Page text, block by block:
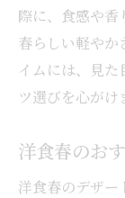
際に、食感や香
春らしい軽やか
イムには、見
ツ選びを心がけ
洋食春のお
洋食春のデザー